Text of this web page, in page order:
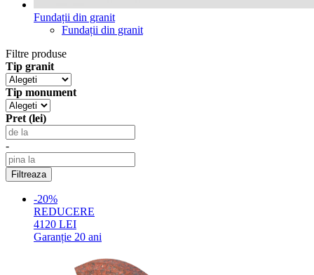
Fundații din granit
Fundații din granit
Filtre produse
Tip granit
Tip monument
Pret (lei)
-
-20%
REDUCERE
4120 LEI
Garanție 20 ani